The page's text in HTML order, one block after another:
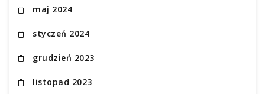
maj 2024
styczeń 2024
grudzień 2023
listopad 2023